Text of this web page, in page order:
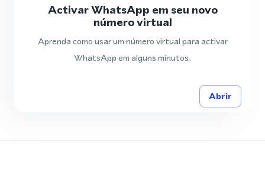
Activar WhatsApp em seu novo
número virtual
Aprenda como usar um número virtual para activar
WhatsApp em alguns minutos.
Abrir